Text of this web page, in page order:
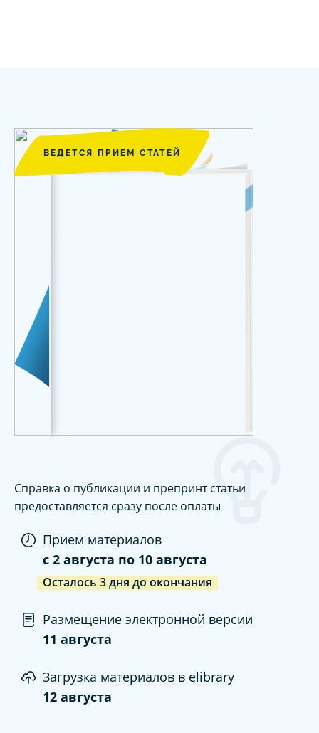
ВЕДЕТСЯ ПРИЕМ СТАТЕЙ
Справка о публикации и препринт статьи
предоставляется сразу после оплаты
Прием материалов
c 2 августа по 10 августа
Осталось 3дня до окончания
Размещение электронной версии
11 августа
Загрузка материалов в elibrary
12 августа